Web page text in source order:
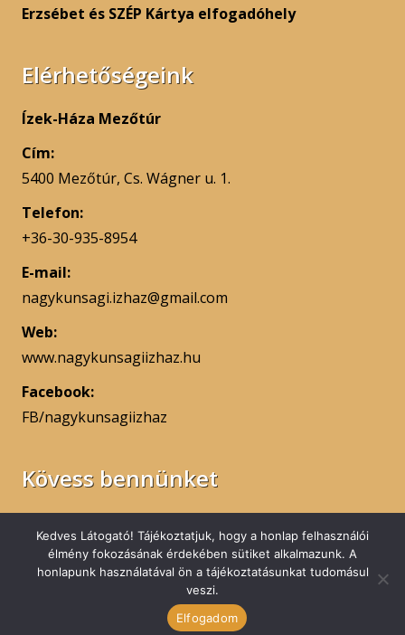
Erzsébet és SZÉP Kártya elfogadóhely
Elérhetőségeink
Ízek-Háza Mezőtúr
Cím:
5400 Mezőtúr, Cs. Wágner u. 1.
Telefon:
+36-30-935-8954
E-mail:
nagykunsagi.izhaz@gmail.com
Web:
www.nagykunsagiizhaz.hu
Facebook:
FB/nagykunsagiizhaz
Kövess bennünket
© 2017 – 2026 Ízek Háza – Készítette:
(design: Elementor Pro)
Kedves Látogató! Tájékoztatjuk, hogy a honlap felhasználói
élmény fokozásának érdekében sütiket alkalmazunk. A
honlapunk használatával ön a tájékoztatásunkat tudomásul
veszi.
Elfogadom